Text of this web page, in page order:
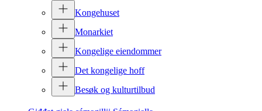
Kongehuset
Monarkiet
Kongelige eiendommer
Det kongelige hoff
Besøk og kulturtilbud